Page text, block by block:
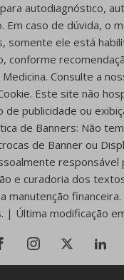
autodiagnóstico,
Em caso de dúvida, o
somente ele está
conforme
Consulte a
Este site não
de publicidade ou
de Banners: Não
de Banner ou
responsável
e curadoria dos
manutenção
| Última modificação